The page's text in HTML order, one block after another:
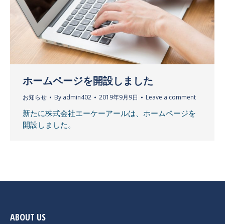
ホームページを開設しました
お知らせ By admin402 2019年9月9日 Leave a comment
新たに株式会社エーケーアールは、ホームページを
開設しました。
ABOUT US